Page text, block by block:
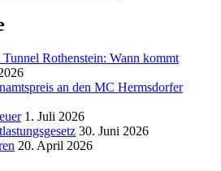
Rothenstein: Wann kommt
an den MC Hermsdorfer
1. Juli 2026
30. Juni 2026
20. April 2026